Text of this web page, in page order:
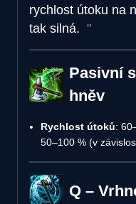
rychlost útoku na
tak silná.
Pasivní
hněv
Rychlost útoků:
50–100 % (v
Q –